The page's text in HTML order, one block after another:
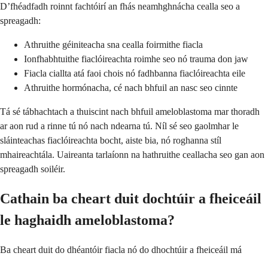
D’fhéadfadh roinnt fachtóirí an fhás neamhghnácha cealla seo a
spreagadh:
Athruithe géiniteacha sna cealla foirmithe fiacla
Ionfhabhtuithe fiaclóireachta roimhe seo nó trauma don jaw
Fiacla ciallta atá faoi chois nó fadhbanna fiaclóireachta eile
Athruithe hormónacha, cé nach bhfuil an nasc seo cinnte
Tá sé tábhachtach a thuiscint nach bhfuil ameloblastoma mar thoradh
ar aon rud a rinne tú nó nach ndearna tú. Níl sé seo gaolmhar le
sláinteachas fiaclóireachta bocht, aiste bia, nó roghanna stíl
mhaireachtála. Uaireanta tarlaíonn na hathruithe ceallacha seo gan aon
spreagadh soiléir.
Cathain ba cheart duit dochtúir a fheiceáil
le haghaidh ameloblastoma?
Ba cheart duit do dhéantóir fiacla nó do dhochtúir a fheiceáil má